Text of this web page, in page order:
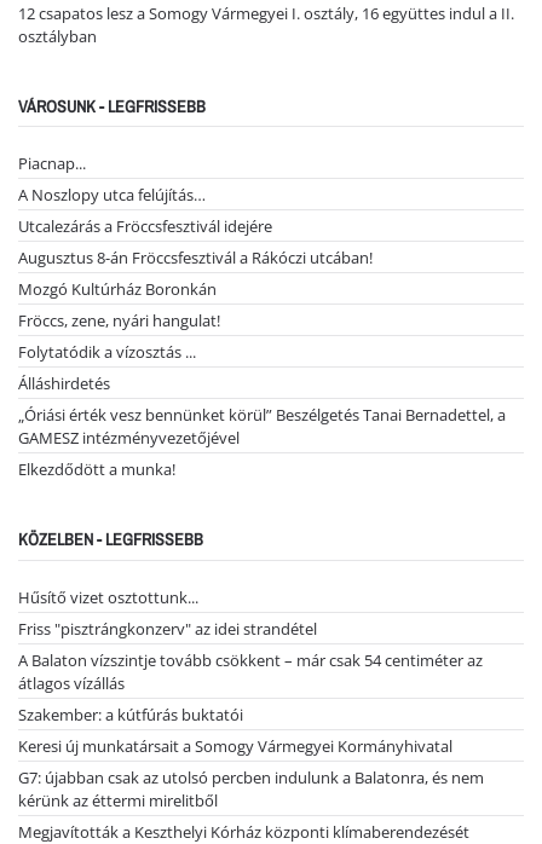
12 csapatos lesz a Somogy Vármegyei I. osztály, 16 együttes indul a II.
osztályban
VÁROSUNK - LEGFRISSEBB
Piacnap...
A Noszlopy utca felújítás…
Utcalezárás a Fröccsfesztivál idejére
Augusztus 8-án Fröccsfesztivál a Rákóczi utcában!
Mozgó Kultúrház Boronkán
Fröccs, zene, nyári hangulat!
Folytatódik a vízosztás ...
Álláshirdetés
„Óriási érték vesz bennünket körül” Beszélgetés Tanai Bernadettel, a
GAMESZ intézményvezetőjével
Elkezdődött a munka!
KÖZELBEN - LEGFRISSEBB
Hűsítő vizet osztottunk...
Friss "pisztrángkonzerv" az idei strandétel
A Balaton vízszintje tovább csökkent – már csak 54 centiméter az
átlagos vízállás
Szakember: a kútfúrás buktatói
Keresi új munkatársait a Somogy Vármegyei Kormányhivatal
G7: újabban csak az utolsó percben indulunk a Balatonra, és nem
kérünk az éttermi mirelitből
Megjavították a Keszthelyi Kórház központi klímaberendezését